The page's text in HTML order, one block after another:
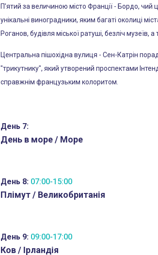
П'ятий за величиною місто Франції - Бордо,
унікальні виноградники, яким багаті околиці
Роганов, будівля міської ратуші, безліч
Центральна пішохідна вулиця - Сен-Катрін
"трикутнику", який утворений проспектами
справжнім французьким колоритом.
День 7:
День в море / Море
День 8: 07:00-15:00
Плімут / Великобританія
День 9: 09:00-17:00
Ков / Ірландія